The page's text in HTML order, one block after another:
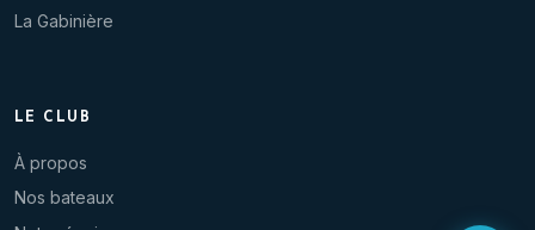
La Gabinière
LE CLUB
À propos
Nos bateaux